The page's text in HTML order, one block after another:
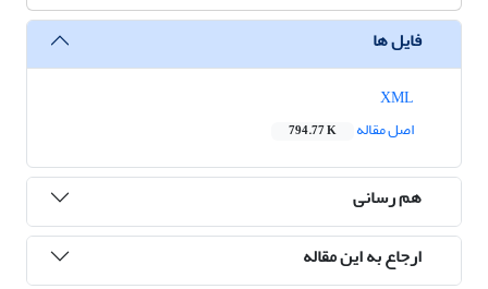
فایل ها
اصل مقاله
794.77 K
هم رسانی
ارجاع به این مقاله